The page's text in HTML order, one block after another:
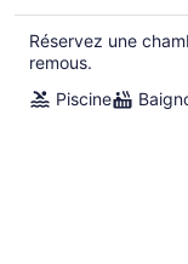
Réservez une
remous.
Piscine